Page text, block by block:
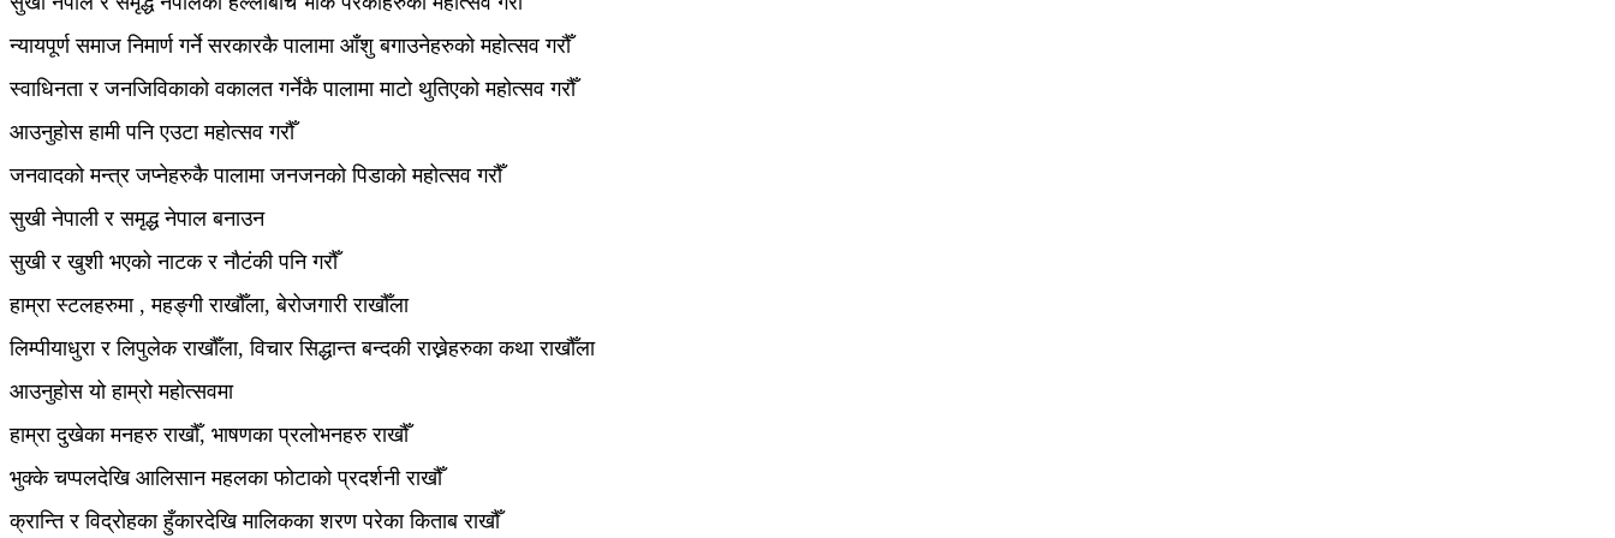
न्यायपूर्ण समाज निमार्ण गर्ने सरकारकै पालामा आँशु बगाउनेहरुको महोत्सव गरौँ
स्वाधिनता र जनजिविकाको वकालत गर्नेकै पालामा माटो थुतिएको महोत्सव गरौँ
आउनुहोस हामी पनि एउटा महोत्सव गरौँ
जनवादको मन्त्र जप्नेहरुकै पालामा जनजनको पिडाको महोत्सव गरौँ
सुखी नेपाली र समृद्ध नेपाल बनाउन
सुखी र खुशी भएको नाटक र नौटंकी पनि गरौँ
हाम्रा स्टलहरुमा , महङ्गी राखौँला, बेरोजगारी राखौँला
लिम्पीयाधुरा र लिपुलेक राखौँला, विचार सिद्धान्त बन्दकी राख्नेहरुका कथा राखौँला
आउनुहोस यो हाम्रो महोत्सवमा
हाम्रा दुखेका मनहरु राखौँ, भाषणका प्रलोभनहरु राखौँ
भुक्के चप्पलदेखि आलिसान महलका फोटाको प्रदर्शनी राखौँ
क्रान्ति र विद्रोहका हुँकारदेखि मालिकका शरण परेका किताब राखौँ